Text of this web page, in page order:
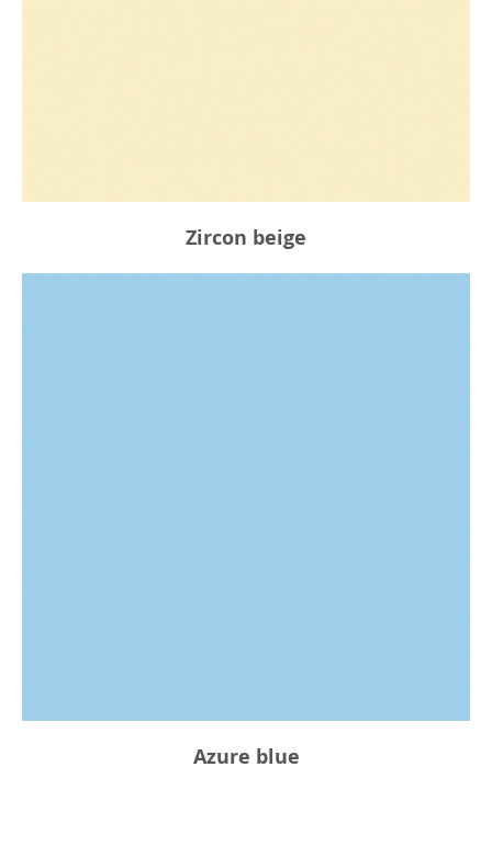
Zircon beige
Azure blue